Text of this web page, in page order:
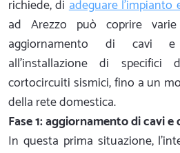
richiede, diadeguare l'impianto
ad Arezzo può coprire
aggiornamento di cavi
all'installazione di specifici
cortocircuiti sismici, fino a un
della rete domestica.
Fase 1: aggiornamento di cavi
In questa prima situazione,